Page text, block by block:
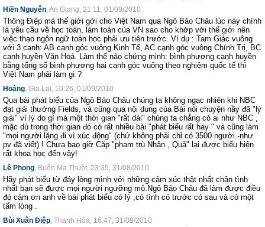
Hiền Nguyễn, An Giang, 21:11, 01/09/2010
Thông Điệp mà thế giới gởi cho Việt Nam qua Ngô Bảo Châu lúc này chính
là yêu cầu về học toán, làm toán của VN sao cho khớp với thế giới nên
việc thạo ngôn ngữ toán học phải ưu tiên trước. Ví dụ : Tam Giác vuông
với 3 cạnh: AB cạnh góc vuông Kinh Tế, AC cạnh góc vuông Chính Trị, BC
cạnh huyền Văn Hoá. Làm thế nào chứng minh: bình phương cạnh huyền
bằng tổng số bình phương hai cạnh góc vuông theo nghiệm quốc tế thì
Việt Nam phải làm gì ?
Hoàng, Gia Lai, 10:26, 01/09/2010
Qua bài phát biểu của Ngô Bảo Châu chúng ta không ngạc nhiên khi NBC
đạt giải thưởng Fields, và cũng qua nội dung của Bài nói chuyện nầy đã "lý
giải" vì lý do gì mà một thời gian "rất dài" chúng ta chẳng có ai như NBC ,
mặc dù trong thời gian đó có rất nhiều bài "phát biểu rất hay " và cũng làm
"mọi người lặng đi vì xúc động" (chứ không phải chỉ có 3500 người -như
pv đã viết) ! Chưa bao giờ Cặp "phạm trù Nhân , Quả" lại được biểu hiện
rất khoa học đến vậy!
Lê Phong, Buôn Ma Thuột, 23:35, 31/08/2010
Hãy phát biểu từ đáy lòng mình với những cảm xúc thật nhất chân tình
nhất bạn sẽ được mọi người ngưỡng mộ.Ngô Bảo Châu đã làm được điều
đó cảm ơn anh về bài phát biểu có lý ,có tình có trước có sau và có một
tấm lòng .
Bùi Xuân Điệp, Thanh Hóa, 16:47, 31/08/2010